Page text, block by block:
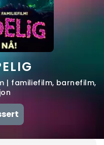
| familiefilm, barnefilm,